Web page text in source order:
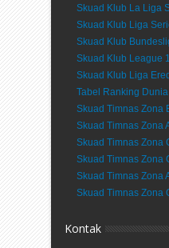
Skuad Klub La Liga
Skuad Klub Liga
Skuad Klub
Skuad Klub League
Skuad Klub Liga
Tabel Ranking Dunia
Skuad Timnas Zona
Skuad Timnas Zona
Skuad Timnas Zona
Skuad Timnas Zona
Skuad Timnas Zona
Skuad Timnas Zona
Kontak